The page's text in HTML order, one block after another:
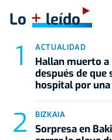
Lo +leído
ACTUALIDAD
Hallan muerto a
después de que
hospital por
BIZKAIA
Sorpresa en